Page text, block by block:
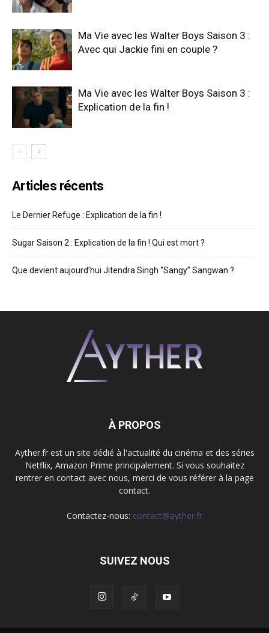
Ma Vie avec les Walter Boys Saison 3 :
Avec qui Jackie fini en couple ?
Ma Vie avec les Walter Boys Saison 3 :
Explication de la fin !
Articles récents
Le Dernier Refuge : Explication de la fin !
Sugar Saison 2 : Explication de la fin ! Qui est mort ?
Que devient aujourd’hui Jitendra Singh “Sangy” Sangwan ?
À PROPOS
Ayther.fr est un site dédié à l'actualité du cinéma et des séries
Netflix, Amazon Prime principalement. Si vous souhaitez
rentrer en contact avec nous, merci de vous référer à la page
contact.
Contactez-nous: contact@ayther.fr
SUIVEZ NOUS